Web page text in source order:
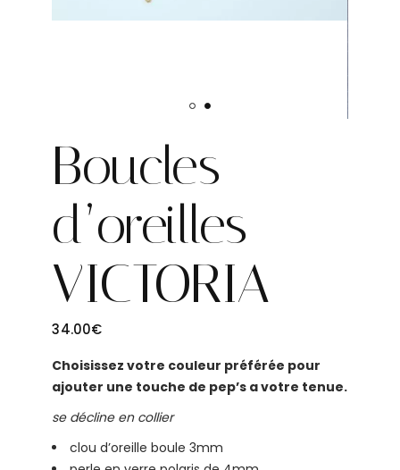
Boucles
d’oreilles
VICTORIA
34.00€
Choisissez votre couleur préférée pour
ajouter une touche de pep’s a votre tenue.
se décline en collier
clou d’oreille boule 3mm